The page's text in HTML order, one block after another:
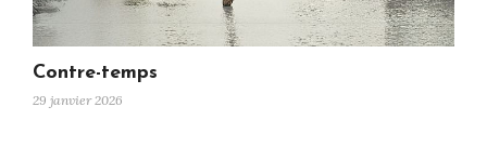
Contre-temps
29 janvier 2026